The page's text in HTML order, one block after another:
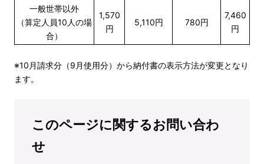
一般世帯以外
（算定人員10人の場
合）
1,570
円
5,110円 780円
7,460
円
※10月請求分（9月使用分）から納付書の表示方法が変更となり
ます。
このページに関するお問い合わ
せ